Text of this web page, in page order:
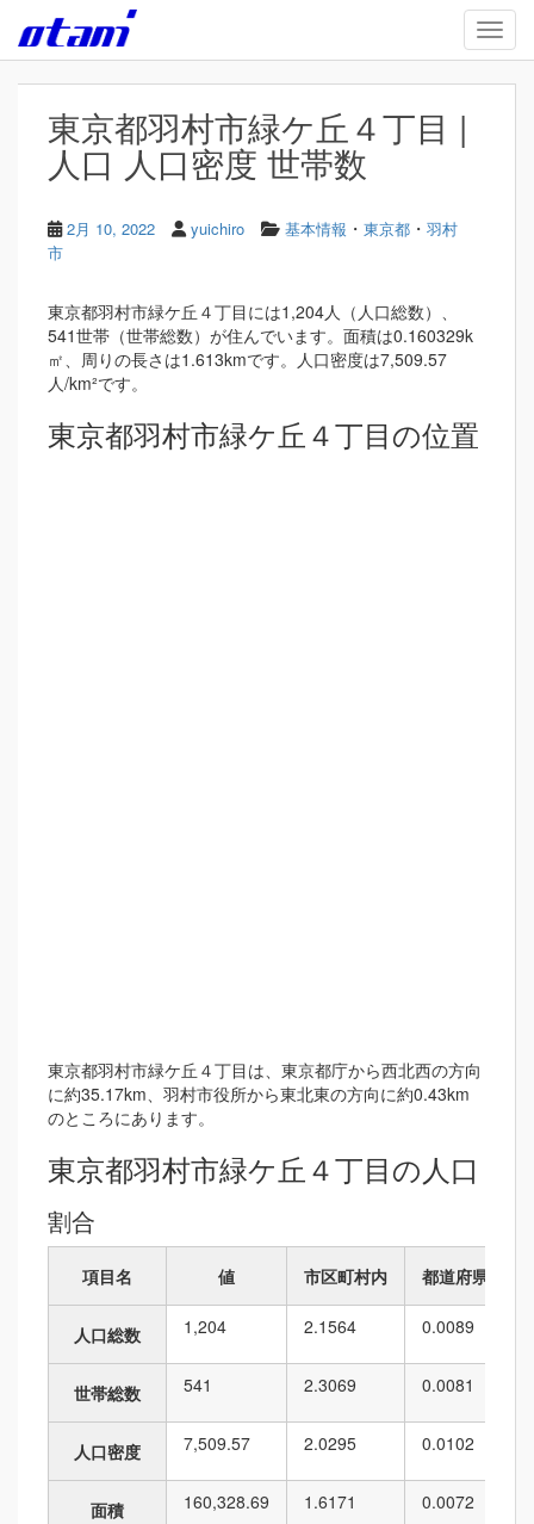
Skip to main content
東京都羽村市緑ケ丘４丁目 |
人口 人口密度 世帯数
2月 10, 2022 yuichiro 基本情報 ・ 東京都 ・ 羽村
市
東京都羽村市緑ケ丘４丁目には1,204人（人口総数）、
541世帯（世帯総数）が住んでいます。面積は0.160329k
㎡、周りの長さは1.613kmです。人口密度は7,509.57
人/km²です。
東京都羽村市緑ケ丘４丁目の位置
東京都羽村市緑ケ丘４丁目は、東京都庁から西北西の方向
に約35.17km、羽村市役所から東北東の方向に約0.43km
のところにあります。
東京都羽村市緑ケ丘４丁目の人口
割合
項目名 値 市区町村内 都道府県内
人口総数 1,204 2.1564 0.0089
世帯総数 541 2.3069 0.0081
人口密度 7,509.57 2.0295 0.0102
面積 160,328.69 1.6171 0.0072